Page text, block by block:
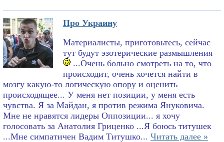
Про Украину
Материалисты, приготовьтесь, сейчас
тут будут эзотерические размышления
...Очень больно смотреть на то, что
происходит, очень хочется найти в
мозгу какую-то логическую опору и оценить
происходящее... У меня нет позиции, у меня есть
чувства. Я за Майдан, я против режима Януковича.
Мне не нравятся лидеры Оппозиции... я хочу
голосовать за Анатолия Гриценко ...Я боюсь титушек
...Мне симпатичен Вадим Титушко... Читать далее »